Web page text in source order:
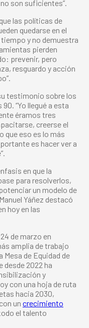
son suficientes”.
las políticas de
quedarse en el
tiempo y no demuestra
pierden
prevenir, pero
resguardo y acción
testimonio sobre los
“Yo llegué a esta
éramos tres
creerse el
que eso es lo más
es hacer ver a
en que la
para resolverlos,
un modelo de
Yáñez destacó
hoy en las
de marzo en
amplia de trabajo
Mesa de Equidad de
desde 2022 ha
y
con una hoja de ruta
hacia 2030,
un crecimiento
el talento